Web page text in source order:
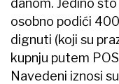
danom. Jedino
osobno podići
dignuti (koji su
kupnju putem
Navedeni iznosi